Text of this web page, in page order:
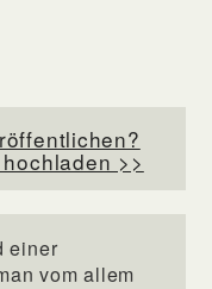
>>
einer
vom allem